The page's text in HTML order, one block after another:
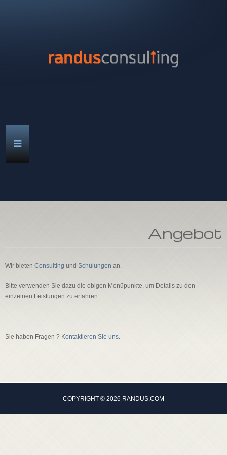
unternehmen
kontakt / impressumAngebot
Wir bieten Consulting und Schulungen an.
Bitte verwenden Sie dazu die obigen Menüpunkte, um Details zu den
einzelnen Leistungen zu erfahren.
Sie haben Fragen ? Kontaktieren Sie uns.
COPYRIGHT © 2026 RANDUS.COM